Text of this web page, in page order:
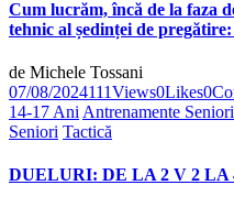
Cum lucrăm, încă de la faza
tehnic al ședinței de
de Michele
07/08/2024111Views0Likes0
14-17 Ani Antrenamente Seniori
Seniori Tactică
DUELURI: DE LA 2 V 2